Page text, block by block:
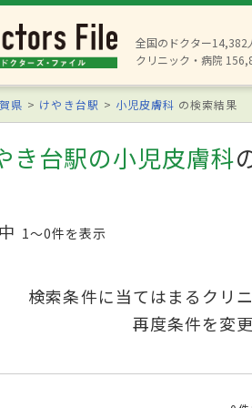
全国のドクター14,382
クリニック・病院
県 けやき台駅 小児皮膚科 の検索結果
き台駅の小児皮膚科
1〜0件を表示
検索条件に当てはまるクリ
再度条件を変